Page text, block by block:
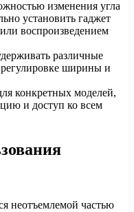
изменения угла
установить гаджет
воспроизведением
различные
регулировке ширины и
конкретных моделей,
и доступ ко всем
неотъемлемой частью